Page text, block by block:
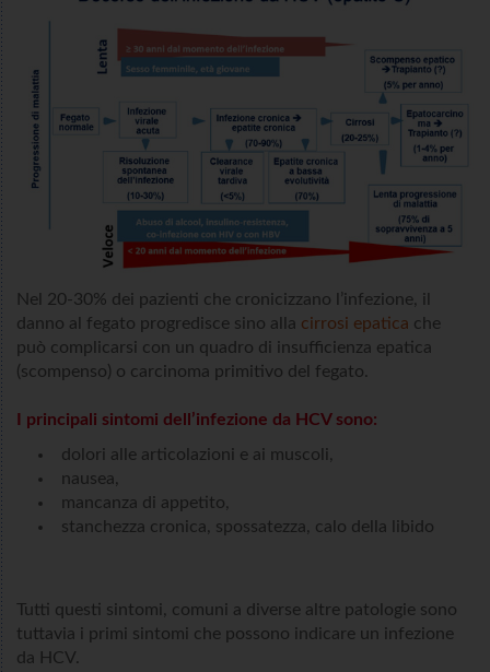
Nel 20-30% dei pazienti che cronicizzano l’infezione, il
danno al fegato progredisce sino alla cirrosi epatica che
può complicarsi con un quadro di insufficienza epatica
(scompenso) o carcinoma primitivo del fegato.
I principali sintomi dell’infezione da HCV sono:
dolori alle articolazioni e ai muscoli,
nausea,
mancanza di appetito,
stanchezza cronica, spossatezza, calo della libido
Tutti questi sintomi, comuni a diverse altre patologie sono
tuttavia i primi sintomi che possono indicare un infezione
da HCV.